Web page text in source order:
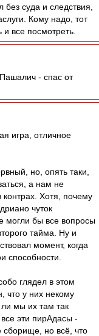
без суда и следствия,
Кому надо, тот
все посмотреть.
- спас от
игра, отличное
но, опять таки,
а нам не
контрах. Хотя, почему
чуток
могли бы все вопросы
тайма. Ну и
момент, когда
способности.
глядел в этом
что у них некому
ли мы их там так
эти пирАдасы -
но всё, что